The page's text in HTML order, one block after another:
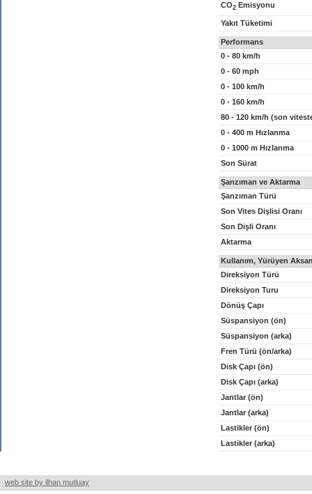
CO2 Emisyonu
Yakıt Tüketimi
Performans
0 - 80 km/h
0 - 60 mph
0 - 100 km/h
0 - 160 km/h
80 - 120 km/h (son
0 - 400 m Hızlanma
0 - 1000 m Hızlanma
Son Sürat
Şanzıman ve Aktarma
Şanzıman Türü
Son Vites Dişlisi Oranı
Son Dişli Oranı
Aktarma
Kullanım, Yürüyen
Direksiyon Türü
Direksiyon Turu
Dönüş Çapı
Süspansiyon (ön)
Süspansiyon (arka)
Fren Türü (ön/arka)
Disk Çapı (ön)
Disk Çapı (arka)
Jantlar (ön)
Jantlar (arka)
Lastikler (ön)
Lastikler (arka)
web site by ilhan mutluay